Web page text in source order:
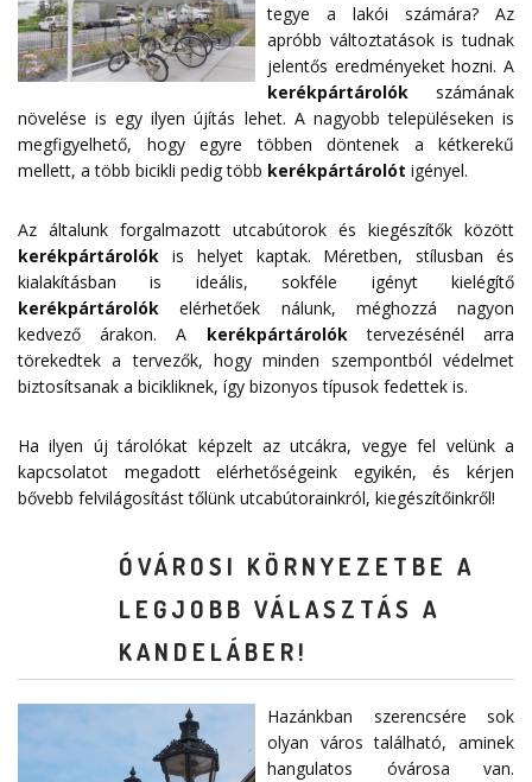
tegye a lakói számára? Az
apróbb változtatások is tudnak
jelentős eredményeket hozni. A
kerékpártárolók számának
növelése is egy ilyen újítás lehet. A nagyobb településeken is
megfigyelhető, hogy egyre többen döntenek a kétkerekű
mellett, a több bicikli pedig több kerékpártárolót igényel.
Az általunk forgalmazott utcabútorok és kiegészítők között
kerékpártárolók is helyet kaptak. Méretben, stílusban és
kialakításban is ideális, sokféle igényt kielégítő
kerékpártárolók elérhetőek nálunk, méghozzá nagyon
kedvező árakon. A kerékpártárolóktervezésénél arra
törekedtek a tervezők, hogy minden szempontból védelmet
biztosítsanak a bicikliknek, így bizonyos típusok fedettek is.
Ha ilyen új tárolókat képzelt az utcákra, vegye fel velünk a
kapcsolatot megadottelérhetőségeink egyikén, és kérjen
bővebb felvilágosítást tőlünk utcabútorainkról, kiegészítőinkről!
ÓVÁROSI KÖRNYEZETBE A
LEGJOBB VÁLASZTÁS A
KANDELÁBER!
Hazánkban szerencsére sok
olyan város található, aminek
hangulatos óvárosa van.